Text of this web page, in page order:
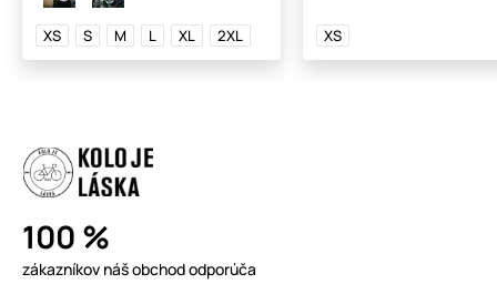
XS S M L XL 2XL XS
100 %
zákazníkov náš obchod odporúča